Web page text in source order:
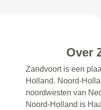
Over
Zandvoort is een
Holland. Noord-
noordwesten van
Noord-Holland is